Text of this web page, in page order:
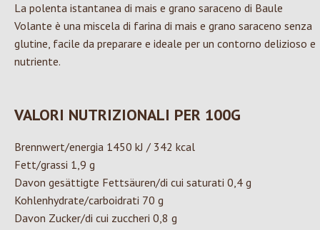
La polenta istantanea di mais e grano saraceno di Baule
Volante è una miscela di farina di mais e grano saraceno senza
glutine, facile da preparare e ideale per un contorno delizioso e
nutriente.
VALORI NUTRIZIONALI PER 100G
Brennwert/energia 1450 kJ / 342 kcal
Fett/grassi 1,9 g
Davon gesättigte Fettsäuren/di cui saturati 0,4 g
Kohlenhydrate/carboidrati 70 g
Davon Zucker/di cui zuccheri 0,8 g